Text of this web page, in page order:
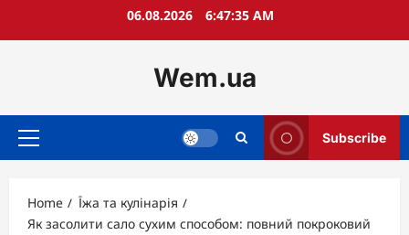
06.08.2026 6:47:36 AM
Wem.ua
Primary
Subscribe
Home
Їжа та кулінарія
Як засолити сало сухим способом: повний покроковий